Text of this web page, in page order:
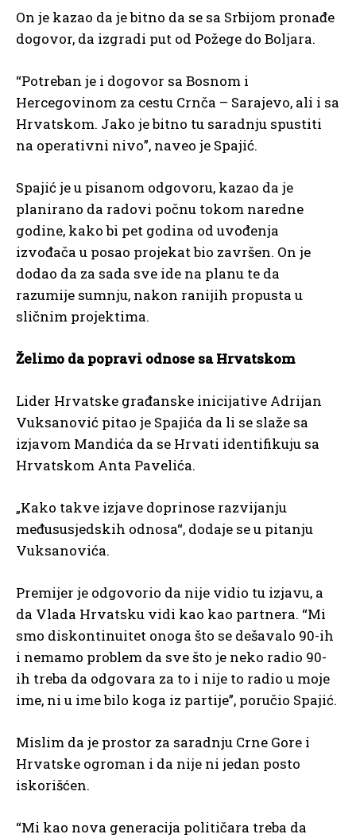
On je kazao da je bitno da se sa Srbijom pronađe
dogovor, da izgradi put od Požege do Boljara.
“Potreban je i dogovor sa Bosnom i
Hercegovinom za cestu Crnča – Sarajevo, ali i sa
Hrvatskom. Jako je bitno tu saradnju spustiti
na operativni nivo”, naveo je Spajić.
Spajić je u pisanom odgovoru, kazao da je
planirano da radovi počnu tokom naredne
godine, kako bi pet godina od uvođenja
izvođača u posao projekat bio završen. On je
dodao da za sada sve ide na planu te da
razumije sumnju, nakon ranijih propusta u
sličnim projektima.
Želimo da popravi odnose sa Hrvatskom
Lider Hrvatske građanske inicijative Adrijan
Vuksanović pitao je Spajića da li se slaže sa
izjavom Mandića da se Hrvati identifikuju sa
Hrvatskom Anta Pavelića.
„Kako takve izjave doprinose razvijanju
međususjedskih odnosa“, dodaje se u pitanju
Vuksanovića.
Premijer je odgovorio da nije vidio tu izjavu, a
da Vlada Hrvatsku vidi kao kao partnera. “Mi
smo diskontinuitet onoga što se dešavalo 90-ih
i nemamo problem da sve što je neko radio 90-
ih treba da odgovara za to i nije to radio u moje
ime, ni u ime bilo koga iz partije”, poručio Spajić.
Mislim da je prostor za saradnju Crne Gore i
Hrvatske ogroman i da nije ni jedan posto
iskorišćen.
“Mi kao nova generacija političara treba da